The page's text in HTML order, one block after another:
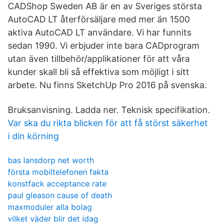
CADShop Sweden AB är en av Sveriges största
AutoCAD LT återförsäljare med mer än 1500
aktiva AutoCAD LT användare. Vi har funnits
sedan 1990. Vi erbjuder inte bara CADprogram
utan även tillbehör/applikationer för att våra
kunder skall bli så effektiva som möjligt i sitt
arbete. Nu finns SketchUp Pro 2016 på svenska.
Bruksanvisning. Ladda ner. Teknisk specifikation.
Var ska du rikta blicken för att få störst säkerhet
i din körning
bas lansdorp net worth
första mobiltelefonen fakta
konstfack acceptance rate
paul gleason cause of death
maxmoduler alla bolag
vilket väder blir det idag